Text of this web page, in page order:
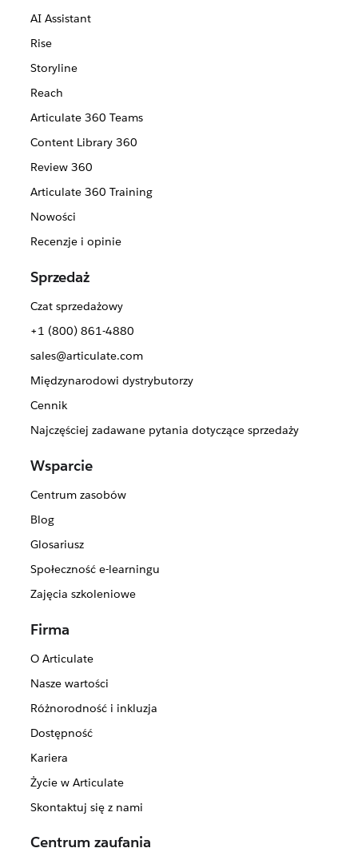
AI Assistant
Rise
Storyline
Reach
Articulate 360 Teams
Content Library 360
Review 360
Articulate 360 Training
Nowości
Recenzje i opinie
Sprzedaż
Czat sprzedażowy
+1 (800) 861-4880
sales@articulate.com
Międzynarodowi dystrybutorzy
Cennik
Najczęściej zadawane pytania dotyczące sprzedaży
Wsparcie
Centrum zasobów
Blog
Glosariusz
Społeczność e-learningu
Zajęcia szkoleniowe
Firma
O Articulate
Nasze wartości
Różnorodność i inkluzja
Dostępność
Kariera
Życie w Articulate
Skontaktuj się z nami
Centrum zaufania